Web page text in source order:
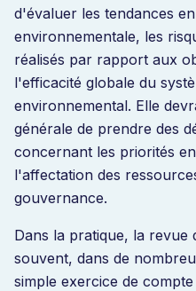
d'évaluer les tendances
environnementale, les
réalisés par rapport aux
l'efficacité globale du
environnemental. Elle
générale de prendre des
concernant les priorités
l'affectation des
gouvernance.
Dans la pratique, la revue
souvent, dans de
simple exercice de